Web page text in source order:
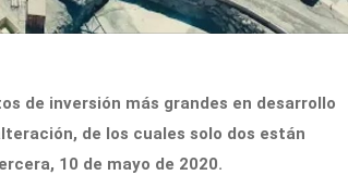
de inversión más grandes en desarrollo
de los cuales solo dos están
10 de mayo de 2020.